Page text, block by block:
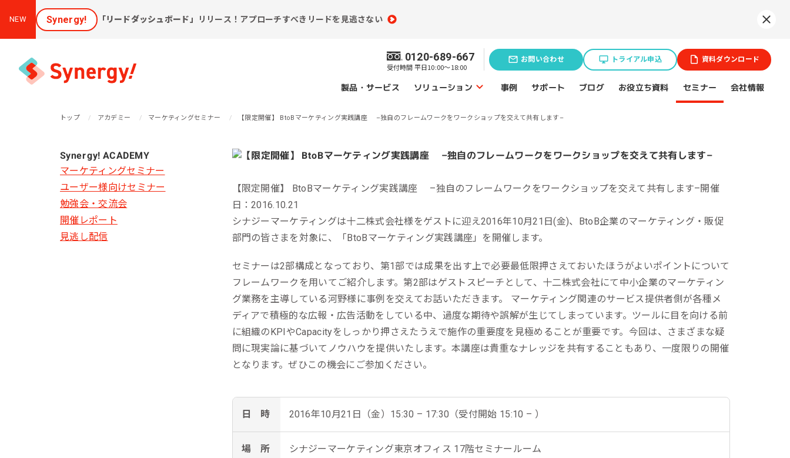
NEW Synergy! 「リードダッシュボード」 リリース！アプローチすべきリードを見逃さない
0120-689-667
受付時間 平日10:00～18:00
お問い合わせ トライアル申込 資料ダウンロード
製品・サービス ソリューション
ソリューショントップ
集客と売上アップに効く
ソリューション
[潜在層顕在化ソリューション]
見込み顧客に買ってほしい
[見込顧客獲得ソリューション]
課題発見のソリューション
会員情報分析
購買情報分析
Webアクセス解析
メール効果測定
集客効果分析
アンケート分析
インタビュー分析
業務効率化のソリューション 業種特化ソリューション
BtoB企業
スポーツ（プロチーム）
一次産業（農業・漁業）
金融機関・地方銀行
教育機関・教育サービス
事例 サポート ブログ お役立ち資料 セミナー 会社情報
トップ アカデミー マーケティングセミナー 【限定開催】 BtoBマーケティング実践講座 –独自のフレームワークをワークショップを交えて共有します–
【限定開催】 BtoBマーケティング実践講座 –独自のフレームワークをワークショップを交えて共有します–開催
日：2016.10.21
シナジーマーケティングは十二株式会社様をゲストに迎え2016年10月21日(金)、BtoB企業のマーケティング・販促
部門の皆さまを対象に、「BtoBマーケティング実践講座」を開催します。
セミナーは2部構成となっており、第1部では成果を出す上で必要最低限押さえておいたほうがよいポイントについて
フレームワークを用いてご紹介します。第2部はゲストスピーチとして、十二株式会社にて中小企業のマーケティン
グ業務を主導している河野様に事例を交えてお話いただきます。 マーケティング関連のサービス提供者側が各種メ
ディアで積極的な広報・広告活動をしている中、過度な期待や誤解が生じてしまっています。ツールに目を向ける前
に組織のKPIやCapacityをしっかり押さえたうえで施作の重要度を見極めることが重要です。今回は、さまざまな疑
問に現実論に基づいてノウハウを提供いたします。本講座は貴重なナレッジを共有することもあり、一度限りの開催
となります。ぜひこの機会にご参加ください。
日 時 2016年10月21日（金）15:30 – 17:30（受付開始 15:10 – ）
場 所
シナジーマーケティング東京オフィス 17階セミナールーム
Synergy! ACADEMY
マーケティングセミナー
ユーザー様向けセミナー
勉強会・交流会
開催レポート
見逃し配信